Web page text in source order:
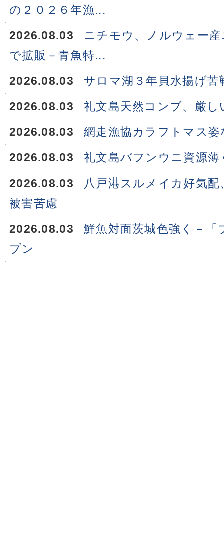
の２０２６年漁...
2026.08.03
ニチモウ、ノルウェー
で拡販－青魚特...
2026.08.03
サロマ湖３年貝水揚げ苦
2026.08.03
礼文島天然コンブ、厳し
2026.08.03
網走漁協カラフトマス
2026.08.03
礼文島バフンウニ資源薄
2026.08.03
八戸港スルメイカ好気
被害苦慮
2026.08.03
鮮魚対面茨城色強く－
プン